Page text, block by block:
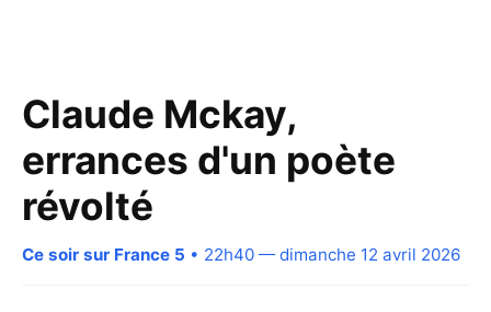
Claude Mckay,
errances d'un poète
révolté
Ce soir sur France 5 • 22h40 — dimanche 12 avril 2026